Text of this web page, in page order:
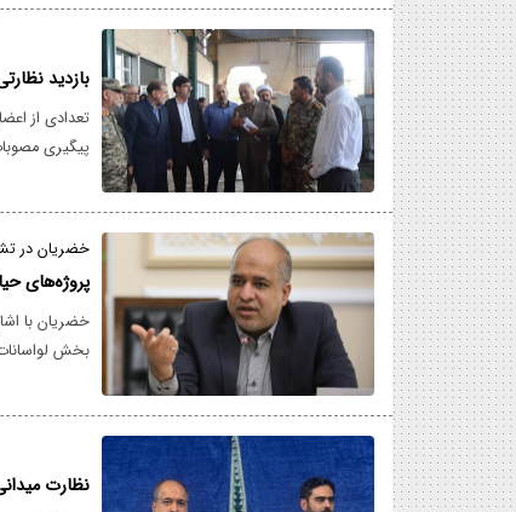
بازدید
تعدادی از
پیگیری
خضریان در
پروژه‌های
خضریان با
بخش
دولت و
نظارت میدانی